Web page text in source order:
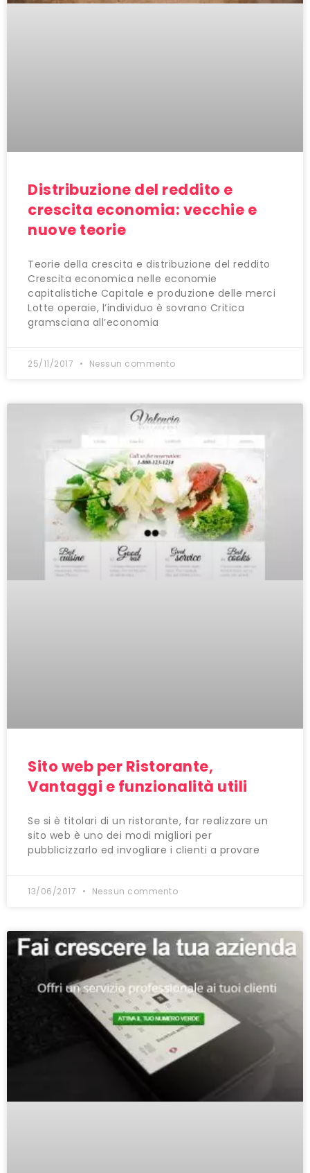
Distribuzione del reddito e
crescita economia: vecchie e
nuove teorie
Teorie della crescita e distribuzione del reddito
Crescita economica nelle economie
capitalistiche Capitale e produzione delle merci
Lotte operaie, l’individuo è sovrano Critica
gramsciana all’economia
25/11/2017 Nessun commento
Sito web per Ristorante,
Vantaggi e funzionalità utili
Se si è titolari di un ristorante, far realizzare un
sito web è uno dei modi migliori per
pubblicizzarlo ed invogliare i clienti a provare
13/06/2017 Nessun commento